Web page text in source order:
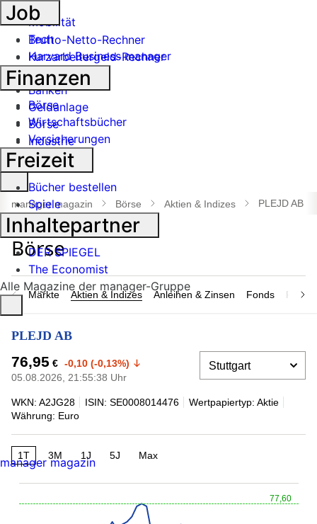
Mobilität
Tech
Harvard Business manager
Handel
Banken
Geldanlage
Börse
Industrie
Suche
öffnen
manager magazin Börse Aktien & Indizes PLEJD AB
Märkte Aktien & Indizes Anleihen & Zinsen Fonds
PLEJD AB
76,95 € -0,10 (-0,13%)
05.08.2026, 21:55:38 Uhr
WKN: A2JG28 ISIN: SE0008014476
Wertpapiertyp: Aktie
Währung: Euro
1T 3M 1J 5J Max
77,60
Job
Brutto-Netto-Rechner
Kurzarbeitergeld-Rechner
Finanzen
Börse
Wirtschaftsbücher
Versicherungen
Freizeit
Bücher bestellen
Spiele
Inhaltepartner
DER SPIEGEL
The Economist
Alle Magazine der manager-Gruppe
manager magazin